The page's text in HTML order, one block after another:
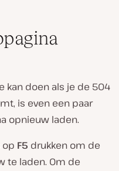
kan doen als je de 504
is even een paar
opnieuw laden.
op F5 drukken om de
te laden. Om de